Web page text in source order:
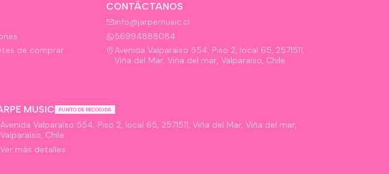
de comprar
CONTÁCTANOS
info@jarpemusic.cl
56994888084
Avenida Valparaíso 554, Piso 2, local 65, 2571511,
Viña del Mar, Viña del mar, Valparaíso, Chile
MUSIC PUNTO DE RECOGIDA
Avenida Valparaíso 554, Piso 2, local 65, 2571511, Viña del Mar, Viña del mar,
Valparaíso, Chile
Ver más detalles